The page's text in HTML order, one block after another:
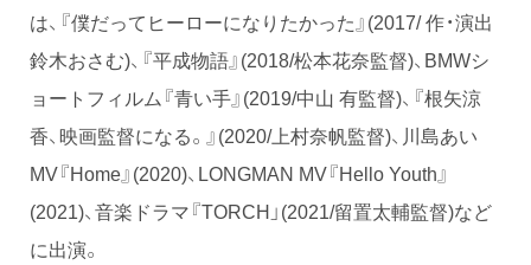
は、『僕だってヒーローになりたかった』(2017/ 作・演出
鈴木おさむ)、『平成物語』(2018/松本花奈監督)、BMWシ
ョートフィルム『青い手』(2019/中山 有監督)、『根矢涼
香、映画監督になる。』(2020/上村奈帆監督)、川島あい
MV『Home』(2020)、LONGMAN MV『Hello Youth』
(2021)、音楽ドラマ『TORCH」(2021/留置太輔監督)など
に出演。